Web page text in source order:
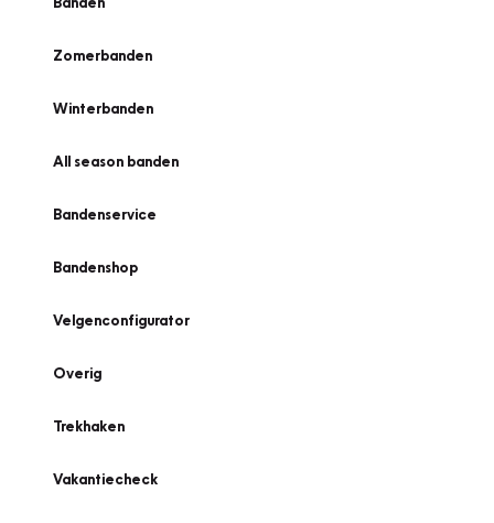
Zomerbanden
Winterbanden
All season banden
Bandenservice
Bandenshop
Velgenconfigurator
Overig
Trekhaken
Vakantiecheck